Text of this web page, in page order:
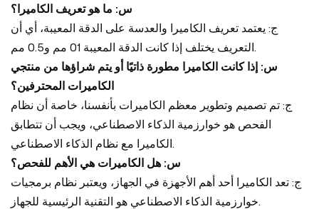
س: ما هو تعريف الكاميرا؟
ج: يعتمد تعريف الكاميرا والعدسة على الدقة المعيبة، أي أن
التعريف يختلف إذا كانت الدقة المعيبة 01 مم و0.5 مم.
س: إذا كانت الكاميرا مطورة ذاتيًا أو يتم شراؤها من منتجي
الكاميرات المحترفين؟
ج: تم تصميم وتطوير معظم الكاميرات بأنفسنا، خاصة أن نظام
الفحص هو خوارزمية الذكاء الاصطناعي، ويجب أن تتطابق
الكاميرا مع نظام الذكاء الاصطناعي.
س: هل الكاميرات هي الأهم للفحص؟
ج: تعد الكاميرا أحد أهم الأجهزة في الجهاز، ويعتبر نظام برمجيات
خوارزمية الذكاء الاصطناعي هو التقنية الرئيسية للجهاز.